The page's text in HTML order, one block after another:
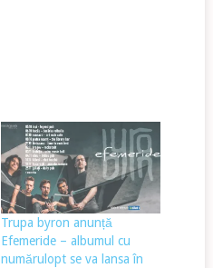
Trupa byron anunță
Efemeride – albumul cu
numărulopt se va lansa în